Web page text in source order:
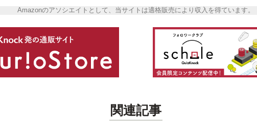
Amazonのアソシエイトとして、当サイトは適格販売により収入を得ています。
関連記事